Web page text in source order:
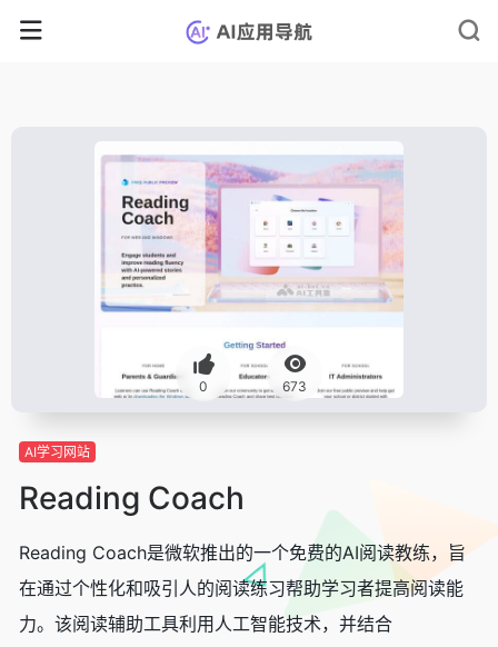
0 673
AI学习网站
Reading Coach
Reading Coach是微软推出的一个免费的AI阅读教练，旨
在通过个性化和吸引人的阅读练习帮助学习者提高阅读能
力。该阅读辅助工具利用人工智能技术，并结合